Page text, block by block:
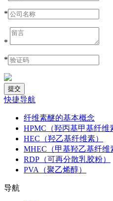
*
*
*
快捷导航
纤维素醚的基本概念
HPMC（羟丙基甲基纤维
HEC（羟乙基纤维素）
MHEC（甲基羟乙基纤维
RDP（可再分散乳胶粉）
PVA（聚乙烯醇）
导航